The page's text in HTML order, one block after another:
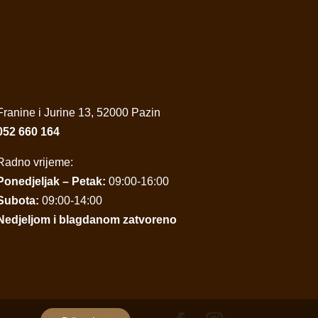
i Jurine 13, 52000 Pazin
660 164
vrijeme:
– Petak: 09:00-16:00
09:00-14:00
i blagdanom zatvoreno